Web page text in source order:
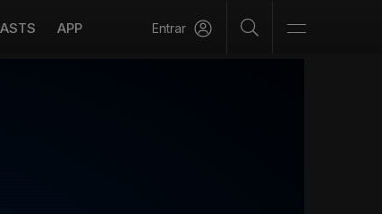
APP Entrar